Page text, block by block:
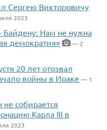
Сергею Викторовичу
2023
Байдену: Нам не нужна
демократия»
— 2
20 лет отозвал
войны в Ираке — 1
собирается
Карла III в
2023